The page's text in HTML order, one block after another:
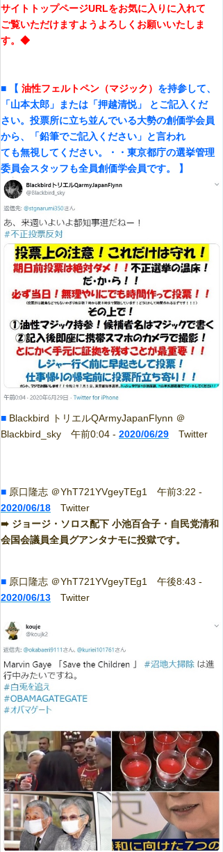
サイトトップページURLをお気に入りに入れて
ご覧いただけますようよろしくお願いいたしま
す。◆
■ 【 油性フェルトペン（マジック） を持参して、
「山本太郎」または「押越清悦」 とご記入くだ
さい。投票所に立ち並んでいる大勢の創価学会員
から、「鉛筆でご記入ください」と言われ
ても無視してください。・・東京都庁の選挙管理
委員会スタッフも全員創価学会員です。 】
■ Blackbird トリエルQArmyJapanFlynn ＠
Blackbird_sky 午前0:04 - 2020/06/29 Twitter
■ 原口隆志 ＠YhT721YVgeyTEg1 午前3:22 -
2020/06/18 Twitter
➠ ジョージ・ソロス配下 小池百合子・自民党清和
会国会議員全員グアンタナモに投獄です。
■ 原口隆志 ＠YhT721YVgeyTEg1 午後8:43 -
2020/06/13 Twitter